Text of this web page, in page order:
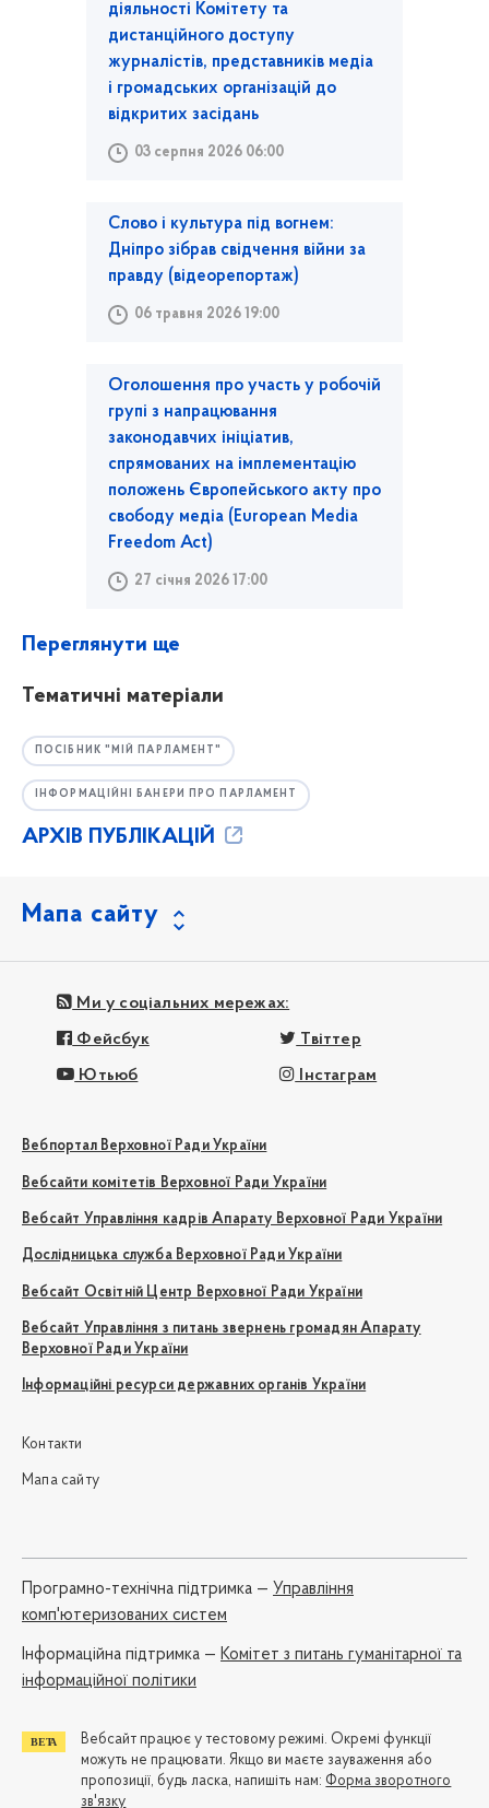
діяльності Комітету та
дистанційного доступу
журналістів, представників медіа
і громадських організацій до
відкритих засідань
03 серпня 2026 06:00
Слово і культура під вогнем:
Дніпро зібрав свідчення війни за
правду (відеорепортаж)
06 травня 2026 19:00
Оголошення про участь у робочій
групі з напрацювання
законодавчих ініціатив,
спрямованих на імплементацію
положень Європейського акту про
свободу медіа (European Media
Freedom Act)
27 січня 2026 17:00
Переглянути ще
Тематичні матеріали
ПОСІБНИК "МІЙ ПАРЛАМЕНТ"
ІНФОРМАЦІЙНІ БАНЕРИ ПРО ПАРЛАМЕНТ
АРХІВ ПУБЛІКАЦІЙ
Мапа сайту
Ми у соціальних мережах:
Фейсбук Твіттер
Ютьюб Інстаграм
Вебпортал Верховної Ради України
Вебсайти комітетів Верховної Ради України
Вебсайт Управління кадрів Апарату Верховної Ради України
Дослідницька служба Верховної Ради України
Вебсайт Освітній Центр Верховної Ради України
Вебсайт Управління з питань звернень громадян Апарату
Верховної Ради України
Інформаційні ресурси державних органів України
Контакти
Мапа сайту
Програмно-технічна підтримка — Управління
комп'ютеризованих систем
Iнформаційна підтримка — Комітет з питань гуманітарної та
інформаційної політики
Вебсайт працює у тестовому режимі. Окремі функції
можуть не працювати. Якщо ви маєте зауваження або
пропозиції, будь ласка, напишіть нам: Форма зворотного
зв'язку